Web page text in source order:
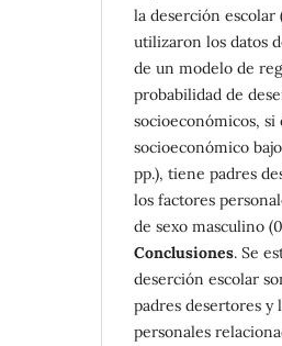
la deserción
utilizaron los datos
de un modelo de
probabilidad de
socioeconómicos,
socioeconómico
pp.), tiene padres
los factores
de sexo masculino
Conclusiones. Se
deserción escolar
padres desertores y
personales